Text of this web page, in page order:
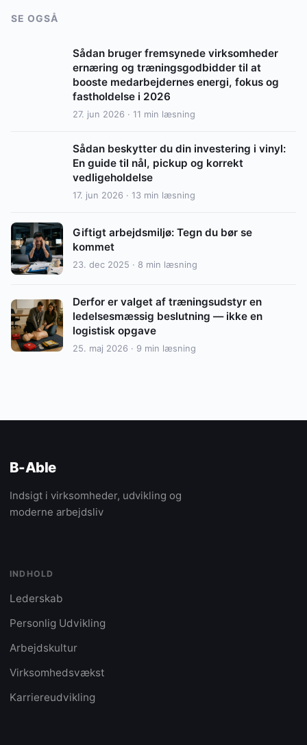
SE OGSÅ
Sådan bruger fremsynede virksomheder
ernæring og træningsgodbidder til at
booste medarbejdernes energi, fokus og
fastholdelse i 2026
27. jun 2026 · 11 min læsning
Sådan beskytter du din investering i vinyl:
En guide til nål, pickup og korrekt
vedligeholdelse
17. jun 2026 · 13 min læsning
Giftigt arbejdsmiljø: Tegn du bør se
kommet
23. dec 2025 · 8 min læsning
Derfor er valget af træningsudstyr en
ledelsesmæssig beslutning — ikke en
logistisk opgave
25. maj 2026 · 9 min læsning
B-Able
Indsigt i virksomheder, udvikling og
moderne arbejdsliv
INDHOLD
Lederskab
Personlig Udvikling
Arbejdskultur
Virksomhedsvækst
Karriereudvikling